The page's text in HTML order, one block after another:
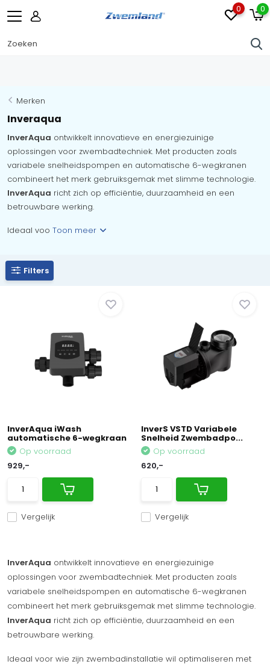
0 0
Merken
Inveraqua
InverAqua ontwikkelt innovatieve en energiezuinige
oplossingen voor zwembadtechniek. Met producten zoals
variabele snelheidspompen en automatische 6-wegkranen
combineert het merk gebruiksgemak met slimme technologie.
InverAqua richt zich op efficiëntie, duurzaamheid en een
betrouwbare werking.
Ideaal voo Toon meer
Filters
InverAqua iWash
automatische 6-wegkraan
Vergelijk
Op voorraad
929,-
InverS VSTD Variabele
Snelheid Zwembadpo...
Vergelijk
Op voorraad
620,-
InverAqua ontwikkelt innovatieve en energiezuinige
oplossingen voor zwembadtechniek. Met producten zoals
variabele snelheidspompen en automatische 6-wegkranen
combineert het merk gebruiksgemak met slimme technologie.
InverAqua richt zich op efficiëntie, duurzaamheid en een
betrouwbare werking.
Ideaal voor wie zijn zwembadinstallatie wil optimaliseren met